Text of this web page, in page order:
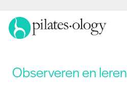
Observeren en leren